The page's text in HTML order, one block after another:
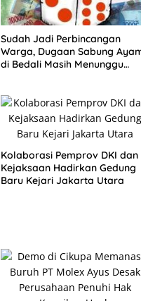
Sudah Jadi Perbincangan
Warga, Dugaan Sabung
di Bedali Masih Menunggu
Kolaborasi Pemprov DKI dan
Kejaksaan Hadirkan Gedung
Baru Kejari Jakarta Utara